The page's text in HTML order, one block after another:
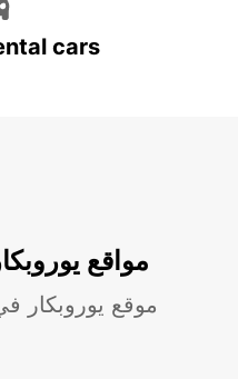
cars
مواقع
موقع يوروبكار